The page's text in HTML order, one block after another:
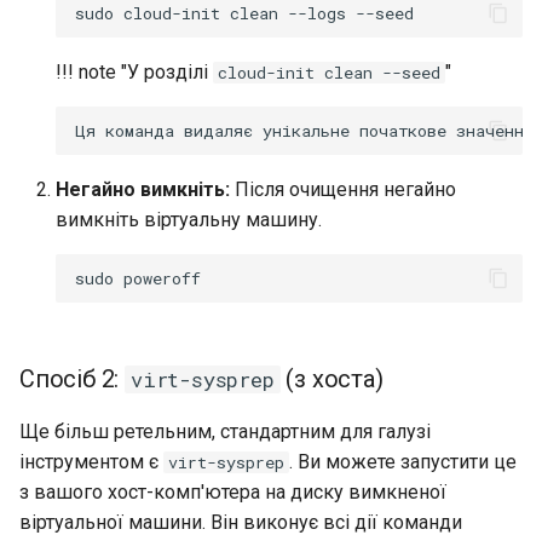
sudo cloud-init clean --logs
!!! note "У розділі cloud-init clean --seed "
Негайно вимкніть: Після очищення негайно
вимкніть віртуальну машину.
sudo
Спосіб 2: virt-sysprep (з хоста)
Ще більш ретельним, стандартним для галузі
інструментом є virt-sysprep . Ви можете запустити це
з вашого хост-комп'ютера на диску вимкненої
віртуальної машини. Він виконує всі дії команди